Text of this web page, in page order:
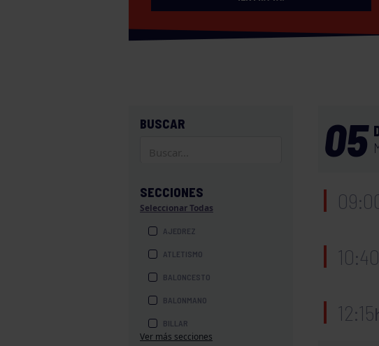
BUSCAR
SECCIONES
Seleccionar Todas
AJEDREZ
ATLETISMO
BALONCESTO
BALONMANO
BILLAR
Ver más secciones
05
10:40
12:15